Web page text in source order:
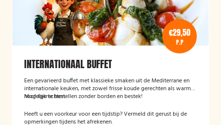
€29,50
P.P
INTERNATIONAAL BUFFET
Een gevarieerd buffet met klassieke smaken uit de Mediterrane en
internationale keuken, met zowel frisse koude gerechten als warme
hoofdgerechten.
Mogelijk te bestellen zonder borden en bestek!
Heeft u een voorkeur voor een tijdstip? Vermeld dit gerust bij de
opmerkingen tijdens het afrekenen.